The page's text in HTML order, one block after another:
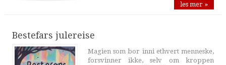
les mer »
Bestefars julereise
Magien som bor inni ethvert menneske,
forsvinner ikke, selv om kroppen